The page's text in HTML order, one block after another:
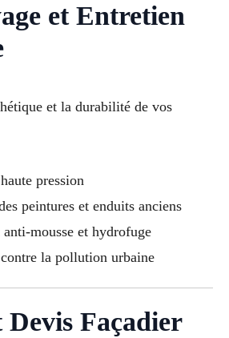
et Entretien
et la durabilité de vos
pression
peintures et enduits anciens
mousse et hydrofuge
la pollution urbaine
Façadier